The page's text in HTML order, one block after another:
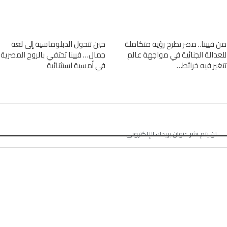
من فيينا.. مصر تطرح رؤية متكاملة
للعدالة الجنائية في مواجهة عالم
تتغير فيه خرائط…
حين تتحول الدبلوماسية إلى لغة
جمال… فيينا تحتفي بالروح المصرية
في أمسية استثنائية
لن يتم نشر عنوان بريدك الإلكتروني.